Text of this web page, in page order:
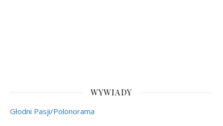
WYWIADY
Głodni Pasji/Polonorama